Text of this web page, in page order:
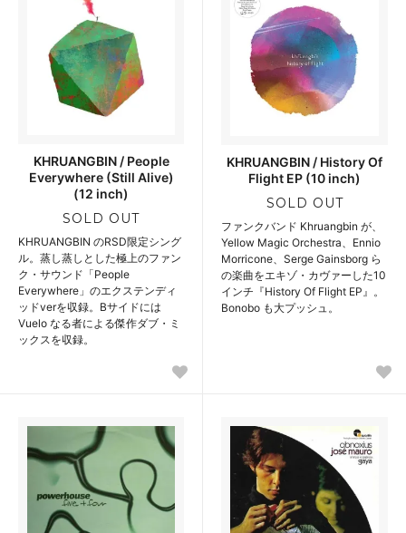
KHRUANGBIN / People
Everywhere (Still Alive)
(12 inch)
SOLD OUT
KHRUANGBIN のRSD限定シング
ル。蒸し蒸しとした極上のファン
ク・サウンド「People
Everywhere」のエクステンディ
ッドverを収録。Bサイドには
Vuelo なる者による傑作ダブ・ミ
ックスを収録。
KHRUANGBIN / History Of
Flight EP (10 inch)
SOLD OUT
ファンクバンド Khruangbin が、
Yellow Magic Orchestra、Ennio
Morricone、Serge Gainsborg ら
の楽曲をエキゾ・カヴァーした10
インチ『History Of Flight EP』。
Bonobo も大プッシュ。